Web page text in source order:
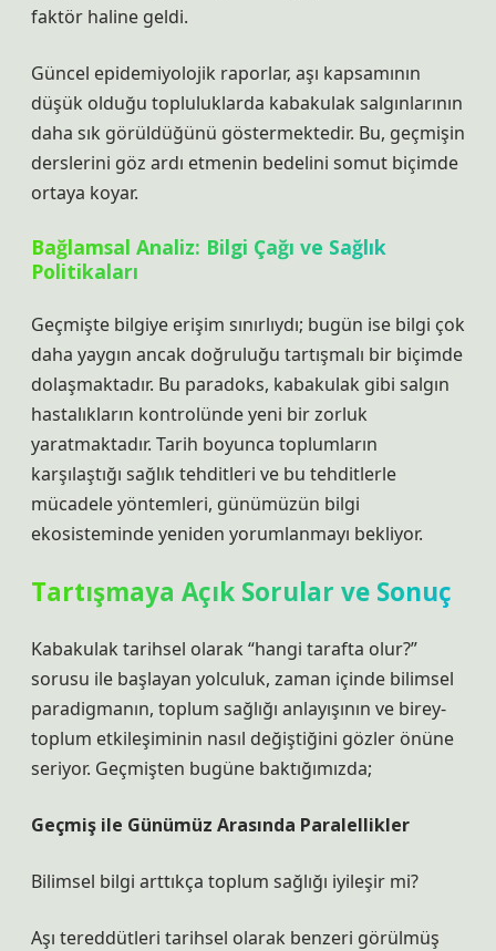
faktör haline geldi.
Güncel epidemiyolojik raporlar, aşı kapsamının
düşük olduğu topluluklarda kabakulak salgınlarının
daha sık görüldüğünü göstermektedir. Bu, geçmişin
derslerini göz ardı etmenin bedelini somut biçimde
ortaya koyar.
Bağlamsal Analiz: Bilgi Çağı ve Sağlık
Politikaları
Geçmişte bilgiye erişim sınırlıydı; bugün ise bilgi çok
daha yaygın ancak doğruluğu tartışmalı bir biçimde
dolaşmaktadır. Bu paradoks, kabakulak gibi salgın
hastalıkların kontrolünde yeni bir zorluk
yaratmaktadır. Tarih boyunca toplumların
karşılaştığı sağlık tehditleri ve bu tehditlerle
mücadele yöntemleri, günümüzün bilgi
ekosisteminde yeniden yorumlanmayı bekliyor.
Tartışmaya Açık Sorular ve Sonuç
Kabakulak tarihsel olarak “hangi tarafta olur?”
sorusu ile başlayan yolculuk, zaman içinde bilimsel
paradigmanın, toplum sağlığı anlayışının ve birey-
toplum etkileşiminin nasıl değiştiğini gözler önüne
seriyor. Geçmişten bugüne baktığımızda;
Geçmiş ile Günümüz Arasında Paralellikler
Bilimsel bilgi arttıkça toplum sağlığı iyileşir mi?
Aşı tereddütleri tarihsel olarak benzeri görülmüş